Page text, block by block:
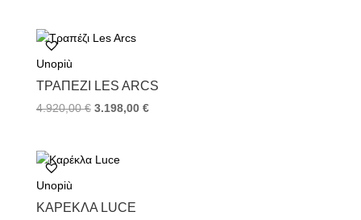
Unopiù
TΡΑΠΈΖΙ LES ARCS
4.920,00€ 3.198,00 €
Unopiù
ΚΑΡΈΚΛΑ LUCE